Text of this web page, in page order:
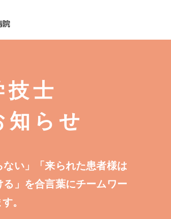
技士
知らせ
ない」「来られた患者様は
」を合言葉にチームワー
。